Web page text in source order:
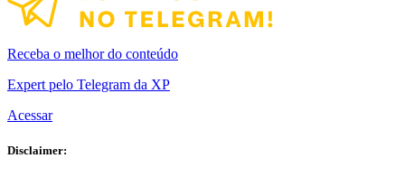
Receba o melhor do conteúdo
Expert pelo Telegram da XP
Acessar
Disclaimer: